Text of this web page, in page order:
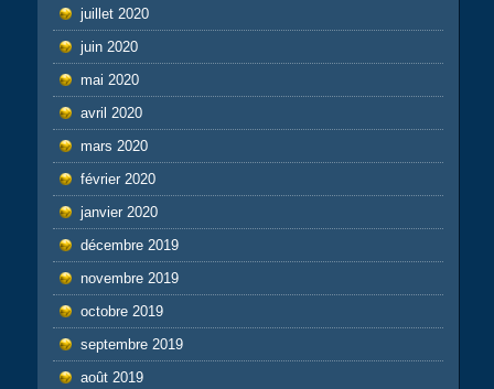
juillet 2020
juin 2020
mai 2020
avril 2020
mars 2020
février 2020
janvier 2020
décembre 2019
novembre 2019
octobre 2019
septembre 2019
août 2019